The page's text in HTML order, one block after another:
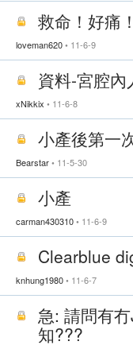
救命！好痛！
loveman620 11-6-9
資料-宮腔
xNikkix 11-6-8
小產後第一
Bearstar 11-5-30
小產
carman430310 11-6-9
Clearblue
knhung1980 11-6-7
急: 請問有
知???